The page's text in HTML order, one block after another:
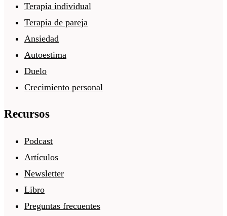
Terapia individual
Terapia de pareja
Ansiedad
Autoestima
Duelo
Crecimiento personal
Recursos
Podcast
Artículos
Newsletter
Libro
Preguntas frecuentes